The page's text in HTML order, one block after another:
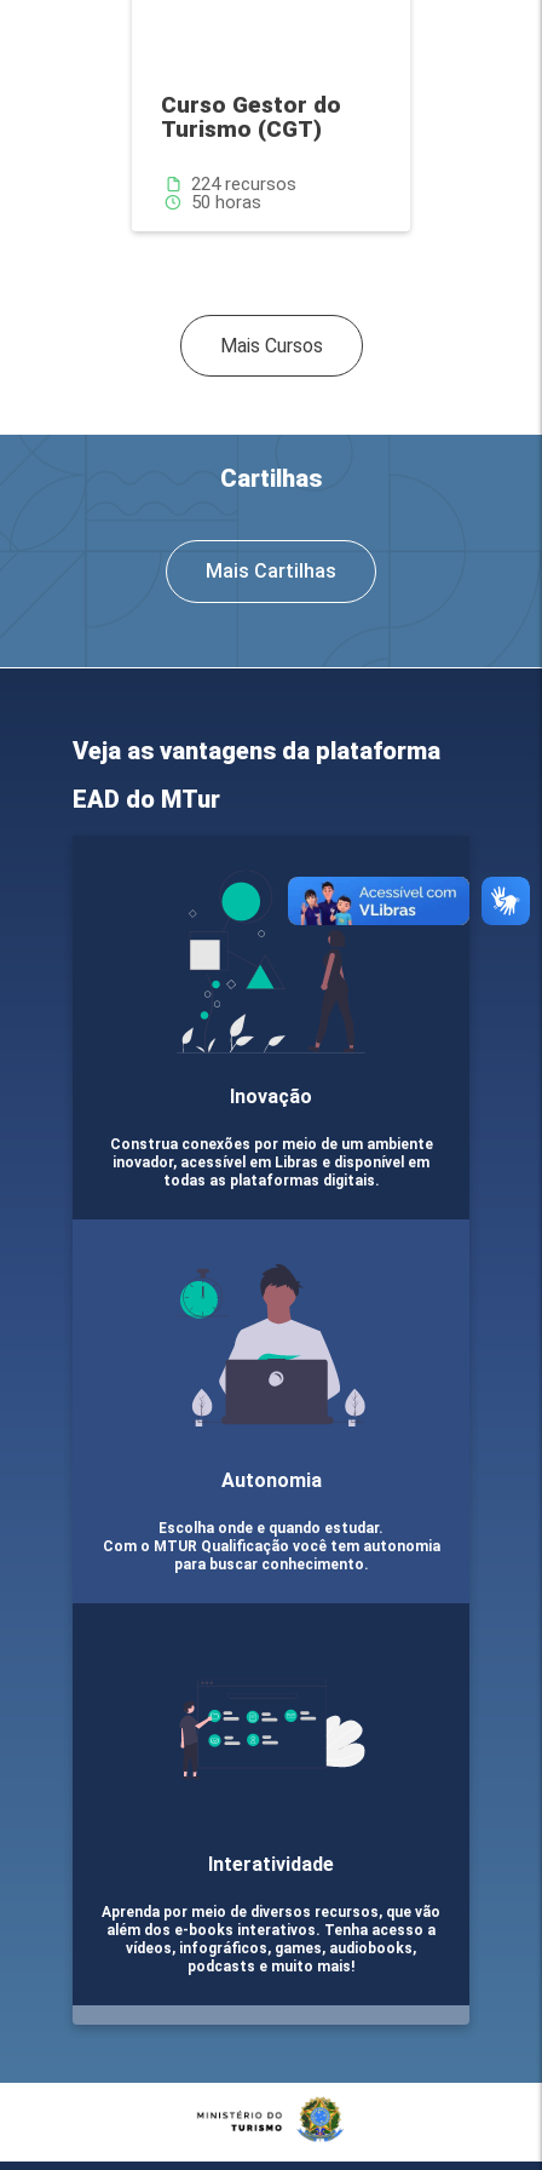
Curso Gestor do
Turismo (CGT)
Quantidade de recursos:
224 recursos
Número de horas:
50 horas
Mais CursosVer mais Cursos
Cartilhas
Mais Cartilhas Ver mais cartilhas
Veja as vantagens da plataforma
EAD do MTur
Inovação
Construa conexões por meio de um ambiente
inovador, acessível em Libras e disponível em
todas as plataformas digitais.
Autonomia
Escolha onde e quando estudar.
Com o MTUR Qualificação você tem autonomia
para buscar conhecimento.
Interatividade
Aprenda por meio de diversos recursos, que vão
além dos e-books interativos. Tenha acesso a
vídeos, infográficos, games, audiobooks,
podcasts e muito mais!